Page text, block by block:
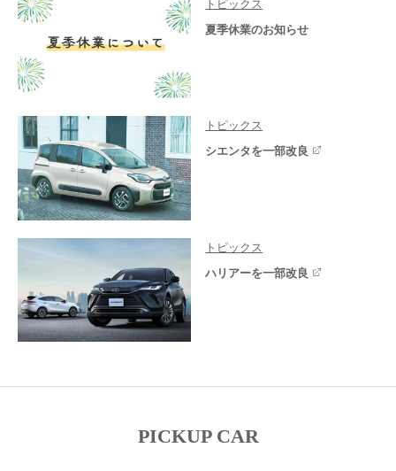
トピックス
夏季休業のお知らせ
トピックス
シエンタを一部改良
トピックス
ハリアーを一部改良
PICKUP CAR